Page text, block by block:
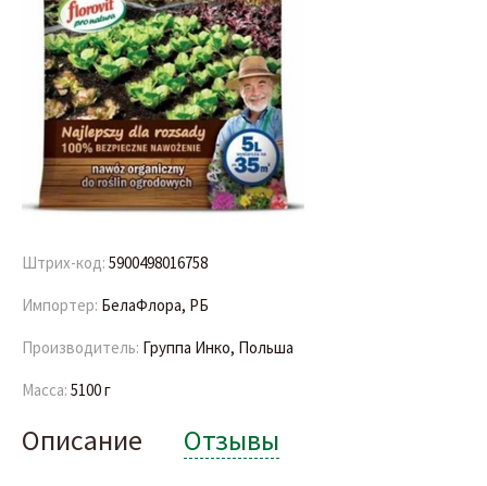
Штрих-код: 5900498016758
Импортер: БелаФлора, РБ
Производитель: Группа Инко, Польша
Масса: 5100 г
Описание Отзывы